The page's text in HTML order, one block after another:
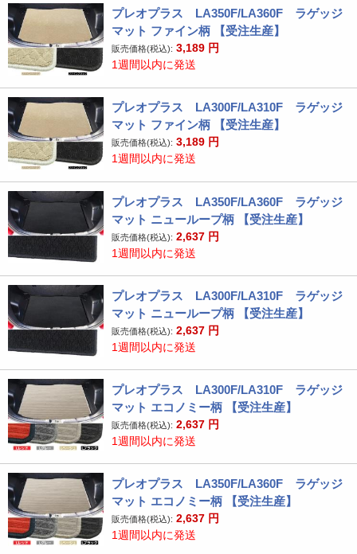
プレオプラス LA350F/LA360F ラゲッジ
マット ファイン柄 【受注生産】
販売価格(税込): 3,189 円
1週間以内に発送
プレオプラス LA300F/LA310F ラゲッジ
マット ファイン柄 【受注生産】
販売価格(税込): 3,189 円
1週間以内に発送
プレオプラス LA350F/LA360F ラゲッジ
マット ニューループ柄 【受注生産】
販売価格(税込): 2,637 円
1週間以内に発送
プレオプラス LA300F/LA310F ラゲッジ
マット ニューループ柄 【受注生産】
販売価格(税込): 2,637 円
1週間以内に発送
プレオプラス LA300F/LA310F ラゲッジ
マット エコノミー柄 【受注生産】
販売価格(税込): 2,637 円
1週間以内に発送
プレオプラス LA350F/LA360F ラゲッジ
マット エコノミー柄 【受注生産】
販売価格(税込): 2,637 円
1週間以内に発送